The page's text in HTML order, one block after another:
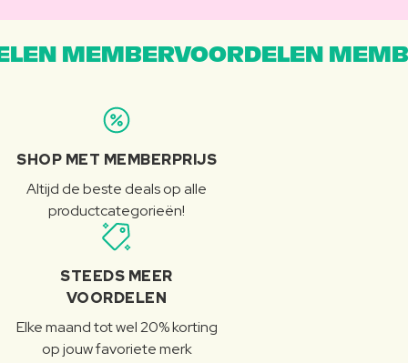
MEMBERVOORDELEN
SHOP MET MEMBERPRIJS
Altijd de beste deals op alle
productcategorieën!
STEEDS MEER
VOORDELEN
Elke maand tot wel 20% korting
op jouw favoriete merk